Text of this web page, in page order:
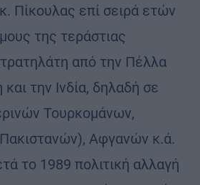
Πίκουλας επί σειρά ετών
της τεράστιας
από την Πέλλα
την Ινδία, δηλαδή σε
Τουρκομάνων,
Αφγανών κ.ά.
το 1989 πολιτική αλλαγή